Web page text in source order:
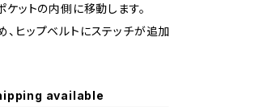
ットの内側に移動します。
ヒップベルトにステッチが追加
available